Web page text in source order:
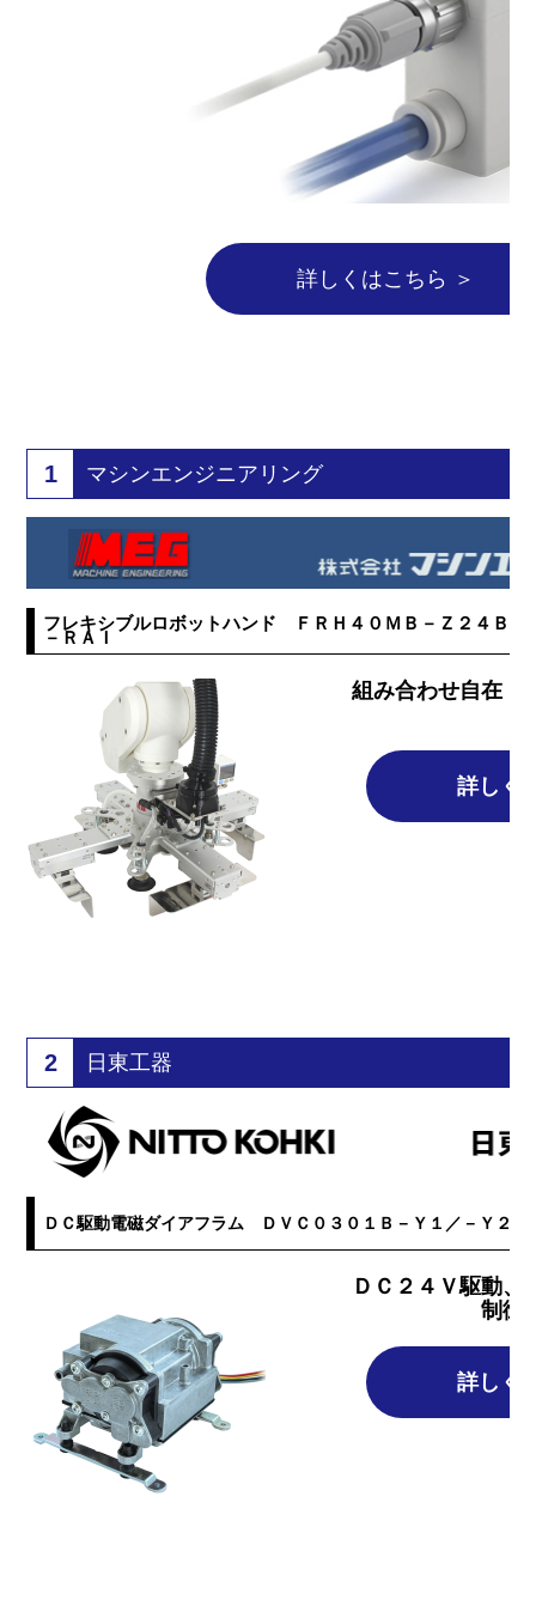
詳しくはこちら ＞
1 マシンエンジニアリング
フレキシブルロボットハンド ＦＲＨ４０ＭＢ－Ｚ２４Ｂ－
－ＲＡＩ
組み合わせ自在！
詳しく
2 日東工器
ＤＣ駆動電磁ダイアフラム ＤＶＣ０３０１Ｂ－Ｙ１／－Ｙ２
ＤＣ２４Ｖ駆動、
制御
詳しく